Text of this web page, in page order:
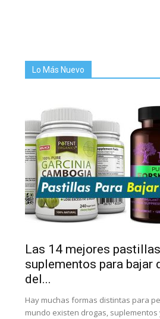
Lo Más Nuevo
Las 14 mejores
suplementos para bajar
del...
Hay muchas formas distintas para
mundo existen drogas,